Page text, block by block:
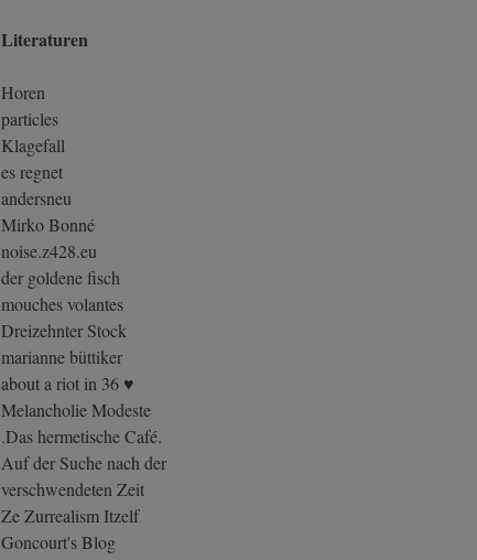
Literaturen
Horen
particles
Klagefall
es regnet
andersneu
Mirko Bonné
noise.z428.eu
der goldene fisch
mouches volantes
Dreizehnter Stock
marianne büttiker
about a riot in 36 ♥
Melancholie Modeste
.Das hermetische Café.
Auf der Suche nach der
verschwendeten Zeit
Ze Zurrealism Itzelf
Goncourt's Blog